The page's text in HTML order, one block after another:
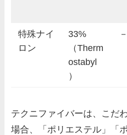
特殊ナイ
ロン
33%
（Therm
ostabyl
）
－
テクニファイバーは、こだ
場合、「ポリエステル」「